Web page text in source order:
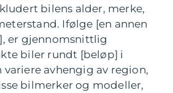
bilens alder, merke,
Ifølge [en annen
er gjennomsnittlig
biler rundt [beløp] i
variere avhengig av region,
bilmerker og modeller,